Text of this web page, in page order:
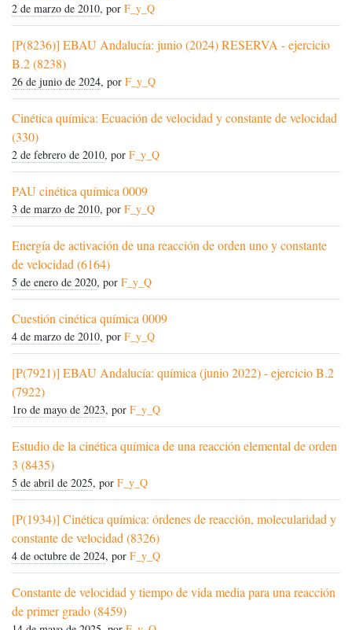
2 de marzo de 2010, por F_y_Q
[P(8236)] EBAU Andalucía: junio (2024) RESERVA - ejercicio
B.2 (8238)
26 de junio de 2024, por F_y_Q
Cinética química: Ecuación de velocidad y constante de velocidad
(330)
2 de febrero de 2010, por F_y_Q
PAU cinética química 0009
3 de marzo de 2010, por F_y_Q
Energía de activación de una reacción de orden uno y constante
de velocidad (6164)
5 de enero de 2020, por F_y_Q
Cuestión cinética química 0009
4 de marzo de 2010, por F_y_Q
[P(7921)] EBAU Andalucía: química (junio 2022) - ejercicio B.2
(7922)
1ro de mayo de 2023, por F_y_Q
Estudio de la cinética química de una reacción elemental de orden
3 (8435)
5 de abril de 2025, por F_y_Q
[P(1934)] Cinética química: órdenes de reacción, molecularidad y
constante de velocidad (8326)
4 de octubre de 2024, por F_y_Q
Constante de velocidad y tiempo de vida media para una reacción
de primer grado (8459)